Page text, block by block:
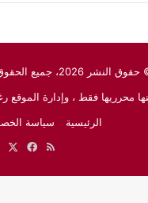
النشر 2026، جميع الحقوق محفوظة لـموقع المايسترو الرياضي
محرريها فقط ، وإدارة
الرئيسية
سياسة
ملخص